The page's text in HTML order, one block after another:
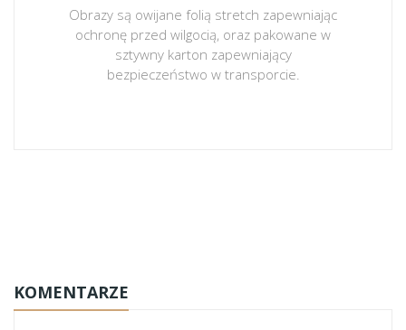
Obrazy są owijane folią stretch zapewniając
ochronę przed wilgocią, oraz pakowane w
sztywny karton zapewniający
bezpieczeństwo w transporcie.
KOMENTARZE